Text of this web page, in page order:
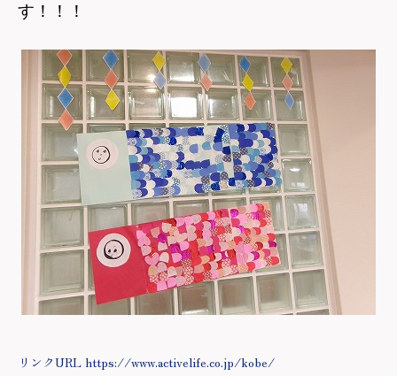
す！！！
リンクURL https://www.activelife.co.jp/kobe/